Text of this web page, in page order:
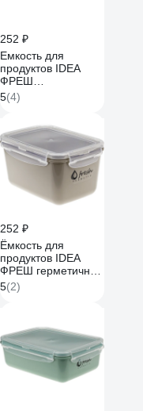
252 ₽
Емкость для
продуктов IDEA
ФРЕШ
герметичная, 1,3 л,
фисташковый, М
5(4)
252 ₽
Ёмкость для
продуктов IDEA
ФРЕШ герметичная
1,3л капучино М
1423
5(2)